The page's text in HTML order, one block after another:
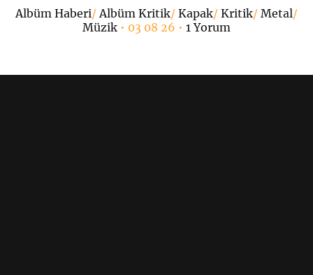
Albüm Haberi/Albüm Kritik/ Kapak/ Kritik/ Metal/
Müzik• 03 08 26 • 1 Yorum